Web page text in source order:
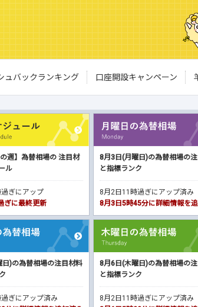
ュバックランキング 口座開設キャンペーン
の週】為替相場の 注目材
ル
ぎにアップ
ぎに最終更新
8月3日(月曜日)の為替相場の
と指標ランク
8月2日11時過ぎにアップ済み
8月3日5時45分に詳細情報を
日)の為替相場の注目材料
ぎにアップ済み
8月6日(木曜日)の為替相場の
と指標ランク
8月2日11時過ぎにアップ済み